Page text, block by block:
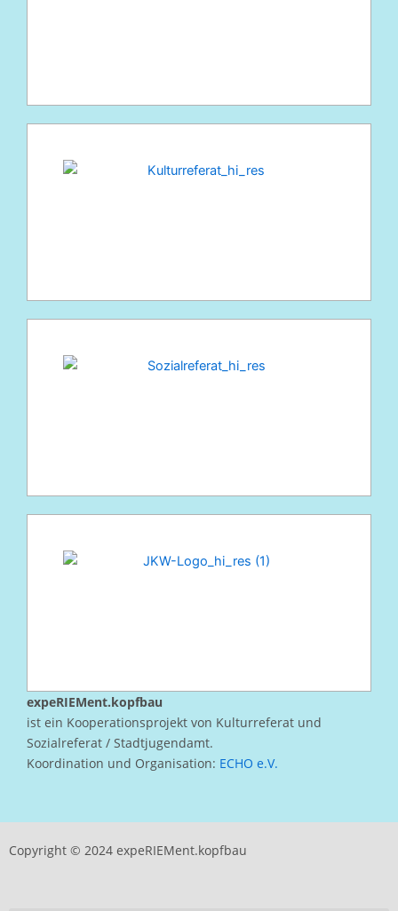
expeRIEMent.kopfbau
ist ein Kooperationsprojekt von Kulturreferat und
Sozialreferat / Stadtjugendamt.
Koordination und Organisation: ECHO e.V.
Copyright © 2024 expeRIEMent.kopfbau